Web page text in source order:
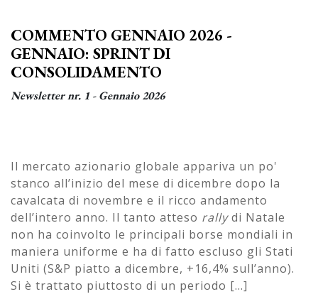
COMMENTO GENNAIO 2026 -
GENNAIO: SPRINT DI
CONSOLIDAMENTO
Newsletter nr. 1 - Gennaio 2026
Il mercato azionario globale appariva un po'
stanco all’inizio del mese di dicembre dopo la
cavalcata di novembre e il ricco andamento
dell’intero anno. Il tanto atteso rallydi Natale
non ha coinvolto le principali borse mondiali in
maniera uniforme e ha di fatto escluso gli Stati
Uniti (S&P piatto a dicembre, +16,4% sull’anno).
Si è trattato piuttosto di un periodo [...]